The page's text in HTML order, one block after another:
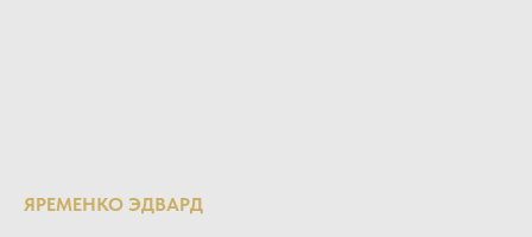
ЯРЕМЕНКО ЭДВАРД